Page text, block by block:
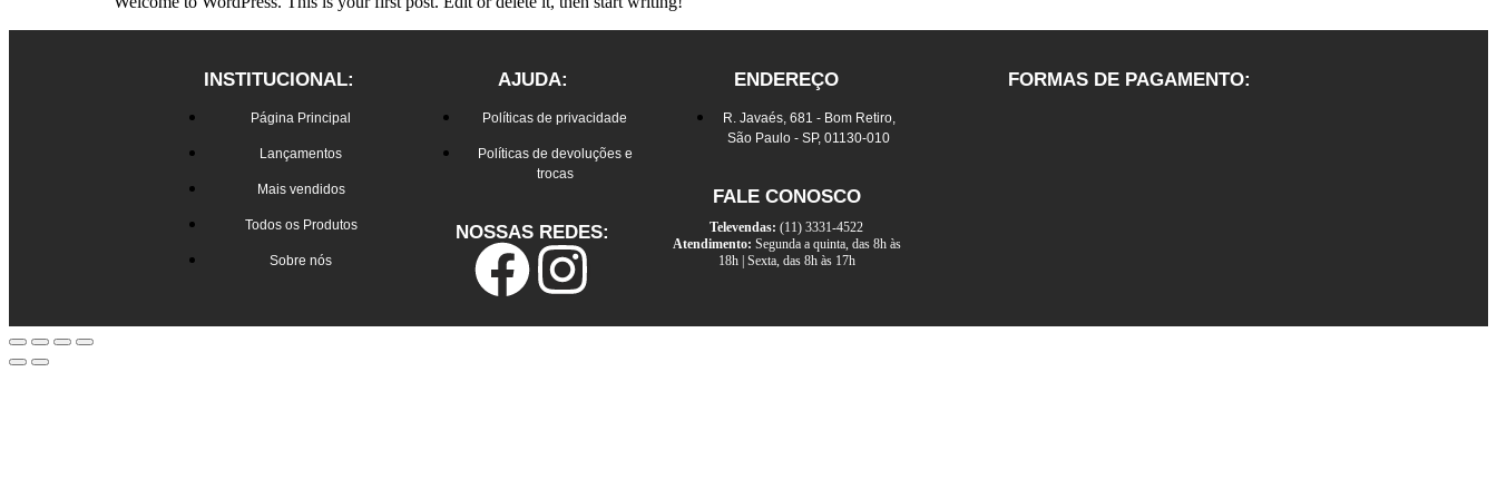
INSTITUCIONAL:
Página Principal
Lançamentos
Mais vendidos
Todos os Produtos
Sobre nós
AJUDA:
Políticas de privacidade
Políticas de devoluções e
trocas
NOSSAS REDES:
ENDEREÇO
R. Javaés, 681 - Bom Retiro,
São Paulo - SP, 01130-010
FALE CONOSCO
Televendas: (11) 3331-4522
Atendimento: Segunda a quinta, das 8h às
18h | Sexta, das 8h às 17h
FORMAS DE PAGAMENTO: